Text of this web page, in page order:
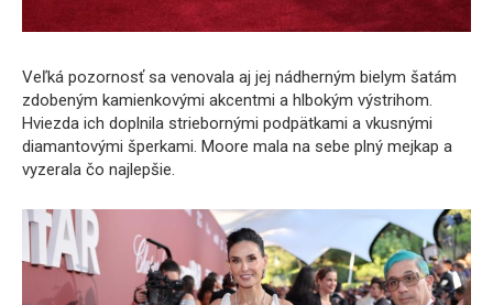
Veľká pozornosť sa venovala aj jej nádherným bielym šatám
zdobeným kamienkovými akcentmi a hlbokým výstrihom.
Hviezda ich doplnila striebornými podpätkami a vkusnými
diamantovými šperkami. Moore mala na sebe plný mejkap a
vyzerala čo najlepšie.